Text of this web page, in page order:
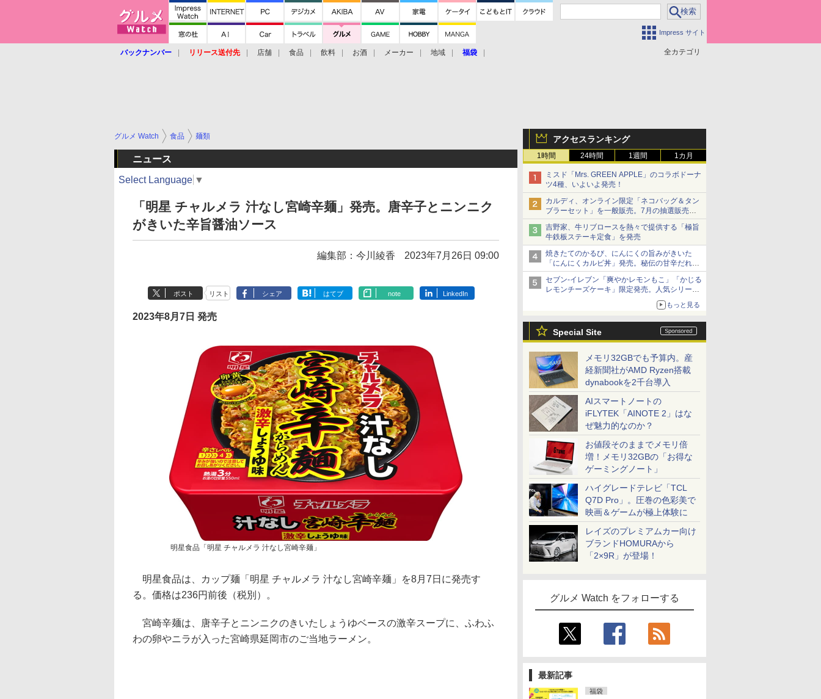
Impress サイト
全カテゴリ
バックナンバー リリース送付先 店舗 食品 飲料 お酒 メーカー 地域 福袋
アクセスランキング
1時間 24時間 1週間 1カ月
ミスド「Mrs. GREEN APPLE」のコラボドーナ
ツ4種、いよいよ発売！
カルディ、オンライン限定「ネコバッグ＆タン
ブラーセット」を一般販売。7月の抽選販売の
当選無効分
吉野家、牛リブロースを熱々で提供する「極旨
牛鉄板ステーキ定食」を発売
焼きたてのかるび、にんにくの旨みがきいた
「にんにくカルビ丼」発売。秘伝の甘辛だれを
絡めた「豚カルビ丼」も復活
セブン-イレブン「爽やかレモンもこ」「かじる
レモンチーズケーキ」限定発売。人気シリーズ
もっと見る
Special Site
メモリ32GBでも予算内。産
経新聞社がAMD Ryzen搭載
dynabookを2千台導入
AIスマートノートの
iFLYTEK「AINOTE 2」はな
ぜ魅力的なのか？
お値段そのままでメモリ倍
増！メモリ32GBの「お得な
ゲーミングノート」
ハイグレードテレビ「TCL
Q7D Pro」。圧巻の色彩美で
映画＆ゲームが極上体験に
レイズのプレミアムカー向け
ブランドHOMURAから
「2×9R」が登場！
グルメ Watch をフォローする
最新記事
福袋
グルメ Watch 食品 麺類
ニュース
Select Language ▼
「明星 チャルメラ 汁なし宮崎辛麺」発売。唐辛子とニンニク
がきいた辛旨醤油ソース
編集部：今川綾香 2023年7月26日 09:00
ポスト リスト シェア はてブ note LinkedIn
2023年8月7日 発売
明星食品「明星 チャルメラ 汁なし宮崎辛麺」
明星食品は、カップ麺「明星 チャルメラ 汁なし宮崎辛麺」を8月7日に発売す
る。価格は236円前後（税別）。
宮崎辛麺は、唐辛子とニンニクのきいたしょうゆベースの激辛スープに、ふわふ
わの卵やニラが入った宮崎県延岡市のご当地ラーメン。